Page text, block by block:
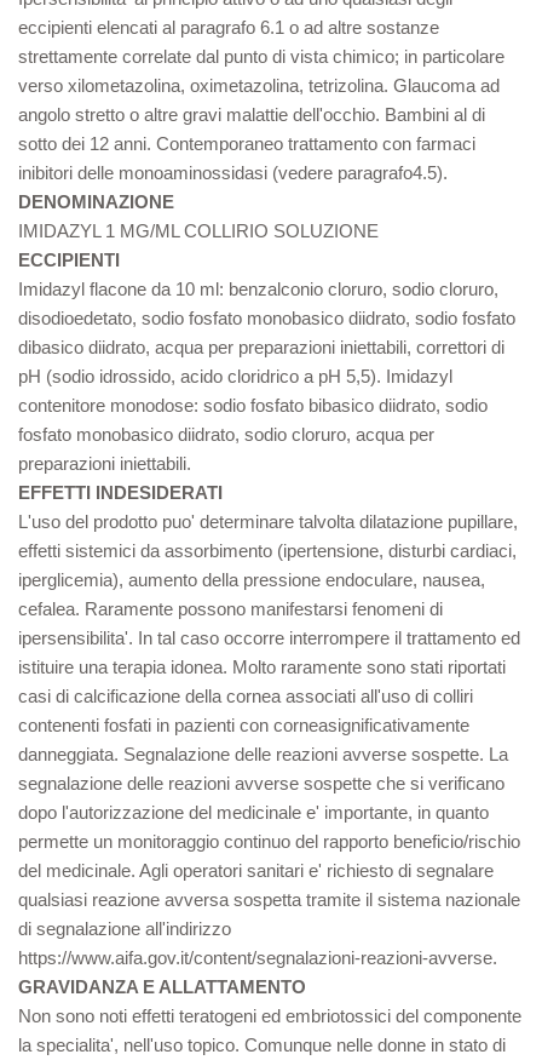
eccipienti elencati al paragrafo 6.1 o ad altre sostanze
strettamente correlate dal punto di vista chimico; in particolare
verso xilometazolina, oximetazolina, tetrizolina. Glaucoma ad
angolo stretto o altre gravi malattie dell'occhio. Bambini al di
sotto dei 12 anni. Contemporaneo trattamento con farmaci
inibitori delle monoaminossidasi (vedere paragrafo4.5).
DENOMINAZIONE
IMIDAZYL 1 MG/ML COLLIRIO SOLUZIONE
ECCIPIENTI
Imidazyl flacone da 10 ml: benzalconio cloruro, sodio cloruro,
disodioedetato, sodio fosfato monobasico diidrato, sodio fosfato
dibasico diidrato, acqua per preparazioni iniettabili, correttori di
pH (sodio idrossido, acido cloridrico a pH 5,5). Imidazyl
contenitore monodose: sodio fosfato bibasico diidrato, sodio
fosfato monobasico diidrato, sodio cloruro, acqua per
preparazioni iniettabili.
EFFETTI INDESIDERATI
L'uso del prodotto puo' determinare talvolta dilatazione pupillare,
effetti sistemici da assorbimento (ipertensione, disturbi cardiaci,
iperglicemia), aumento della pressione endoculare, nausea,
cefalea. Raramente possono manifestarsi fenomeni di
ipersensibilita'. In tal caso occorre interrompere il trattamento ed
istituire una terapia idonea. Molto raramente sono stati riportati
casi di calcificazione della cornea associati all'uso di colliri
contenenti fosfati in pazienti con corneasignificativamente
danneggiata. Segnalazione delle reazioni avverse sospette. La
segnalazione delle reazioni avverse sospette che si verificano
dopo l'autorizzazione del medicinale e' importante, in quanto
permette un monitoraggio continuo del rapporto beneficio/rischio
del medicinale. Agli operatori sanitari e' richiesto di segnalare
qualsiasi reazione avversa sospetta tramite il sistema nazionale
di segnalazione all'indirizzo
https://www.aifa.gov.it/content/segnalazioni-reazioni-avverse.
GRAVIDANZA E ALLATTAMENTO
Non sono noti effetti teratogeni ed embriotossici del componente
la specialita', nell'uso topico. Comunque nelle donne in stato di